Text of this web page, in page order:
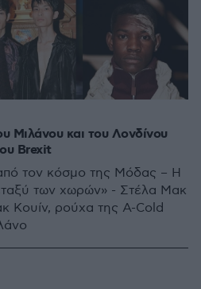
Μιλάνου και του Λονδίνου
Brexit
τον κόσμο της Μόδας – Η
των χωρών» - Στέλα Μακ
Κουίν, ρούχα της A-Cold